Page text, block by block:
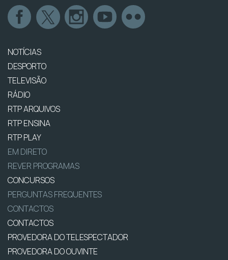
NOTÍCIAS
DESPORTO
TELEVISÃO
RÁDIO
RTP ARQUIVOS
RTP ENSINA
RTP PLAY
EM DIRETO
REVER PROGRAMAS
CONCURSOS
PERGUNTAS FREQUENTES
CONTACTOS
CONTACTOS
PROVEDORA DO TELESPECTADOR
PROVEDORA DO OUVINTE